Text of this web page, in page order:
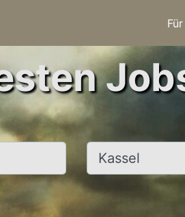
Ort, Stadt